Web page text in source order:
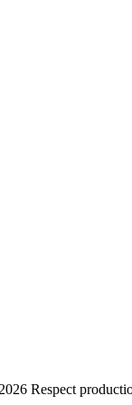
Respect